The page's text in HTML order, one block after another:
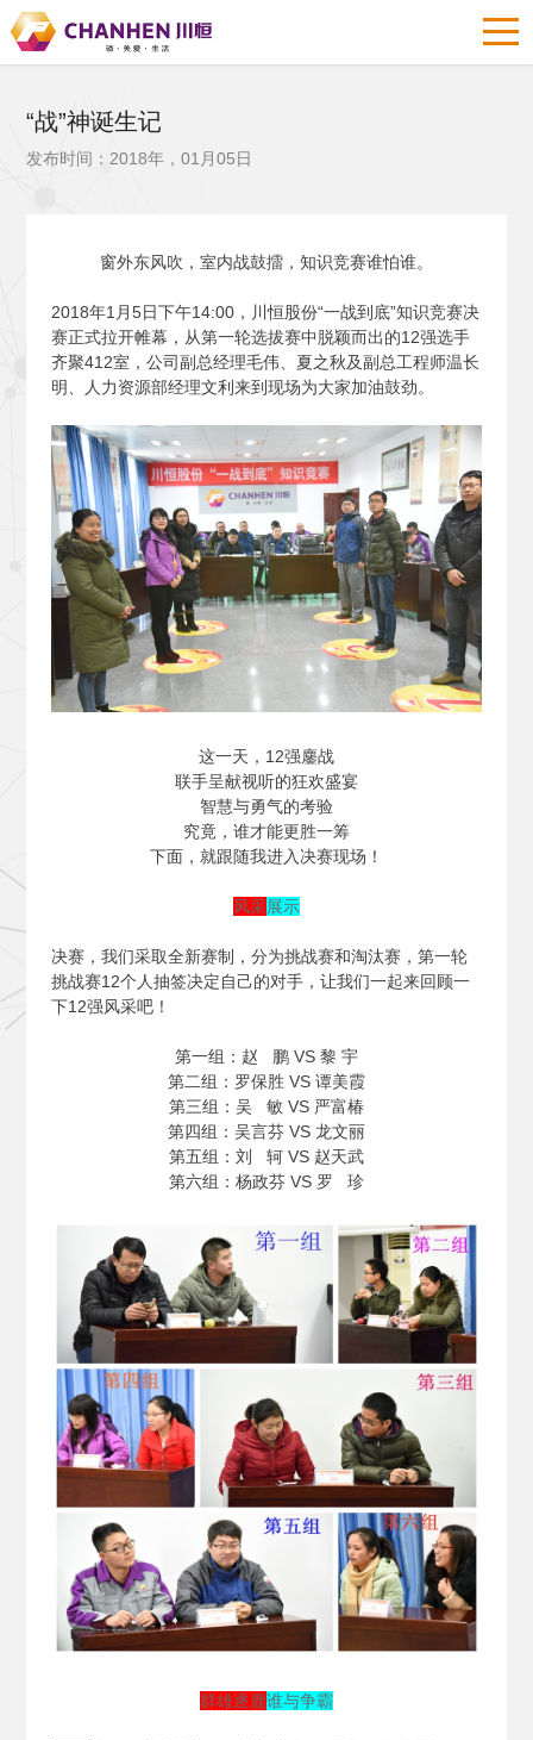
“战”神诞生记
发布时间：2018年，01月05日
窗外东风吹，室内战鼓擂，知识竞赛谁怕谁。
2018年1月5日下午14:00，川恒股份“一战到底”知识竞赛决
赛正式拉开帷幕，从第一轮选拔赛中脱颖而出的12强选手
齐聚412室，公司副总经理毛伟、夏之秋及副总工程师温长
明、人力资源部经理文利来到现场为大家加油鼓劲。
这一天，12强鏖战
联手呈献视听的狂欢盛宴
智慧与勇气的考验
究竟，谁才能更胜一筹
下面，就跟随我进入决赛现场！
风采展示
决赛，我们采取全新赛制，分为挑战赛和淘汰赛，第一轮
挑战赛12个人抽签决定自己的对手，让我们一起来回顾一
下12强风采吧！
第一组：赵 鹏 VS 黎 宇
第二组：罗保胜 VS 谭美霞
第三组：吴 敏 VS 严富椿
第四组：吴言芬 VS 龙文丽
第五组：刘 轲 VS 赵天武
第六组：杨政芬 VS 罗 珍
群雄逐鹿谁与争霸